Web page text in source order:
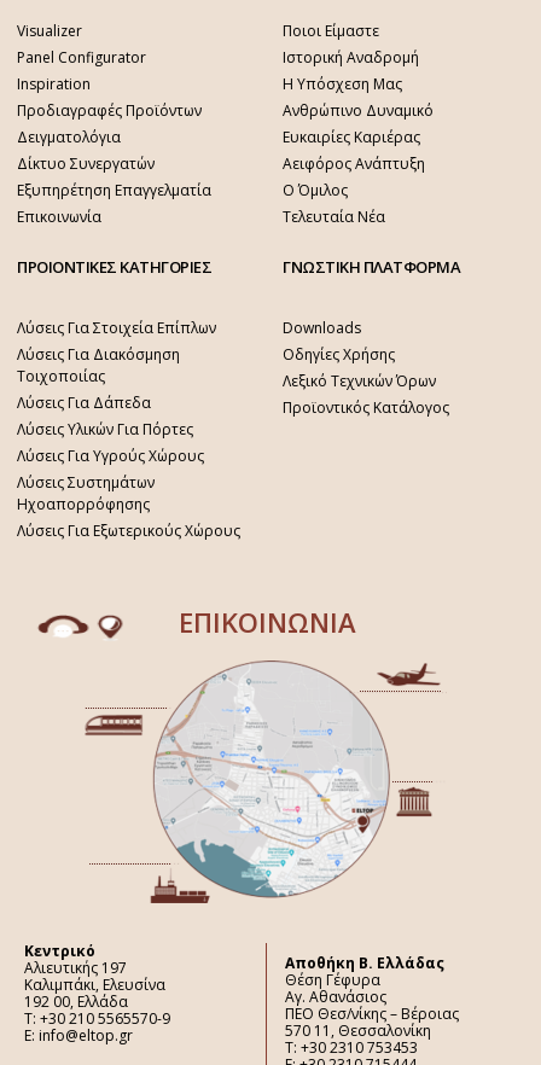
Visualizer
Panel Configurator
Inspiration
Προδιαγραφές Προϊόντων
Δειγματολόγια
Δίκτυο Συνεργατών
Εξυπηρέτηση Επαγγελματία
Επικοινωνία
Ποιοι Είμαστε
Ιστορική Αναδρομή
Η Υπόσχεση Μας
Ανθρώπινο Δυναμικό
Ευκαιρίες Καριέρας
Αειφόρος Ανάπτυξη
Ο Όμιλος
Τελευταία Νέα
ΠΡΟΙΟΝΤΙΚΕΣ ΚΑΤΗΓΟΡΙΕΣ
Λύσεις Για Στοιχεία Επίπλων
Λύσεις Για Διακόσμηση
Τοιχοποιίας
Λύσεις Για Δάπεδα
Λύσεις Υλικών Για Πόρτες
Λύσεις Για Υγρούς Χώρους
Λύσεις Συστημάτων
Ηχοαπορρόφησης
Λύσεις Για Εξωτερικούς Χώρους
ΓΝΩΣΤΙΚΗ ΠΛΑΤΦΟΡΜΑ
Downloads
Οδηγίες Χρήσης
Λεξικό Τεχνικών Όρων
Προϊοντικός Κατάλογος
ΕΠΙΚΟΙΝΩΝΙΑ
Κεντρικό
Αλιευτικής 197
Καλιμπάκι, Ελευσίνα
192 00, Ελλάδα
Τ: +30 210 5565570-9
E: info@eltop.gr
Aποθήκη Β. Ελλάδας
Θέση Γέφυρα
Αγ. Αθανάσιος
ΠΕΟ Θεσ/νίκης – Βέροιας
570 11, Θεσσαλονίκη
Τ: +30 2310 753453